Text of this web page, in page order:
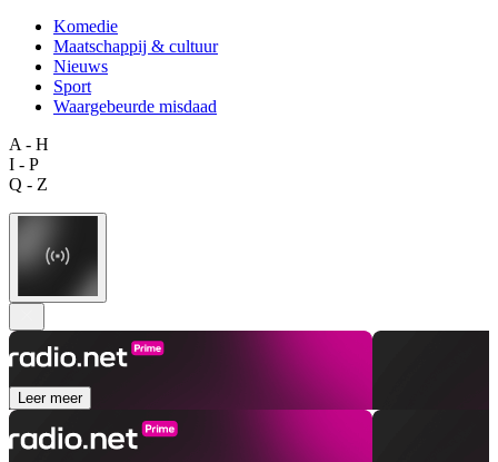
Komedie
Maatschappij & cultuur
Nieuws
Sport
Waargebeurde misdaad
A - H
I - P
Q - Z
Leer meer